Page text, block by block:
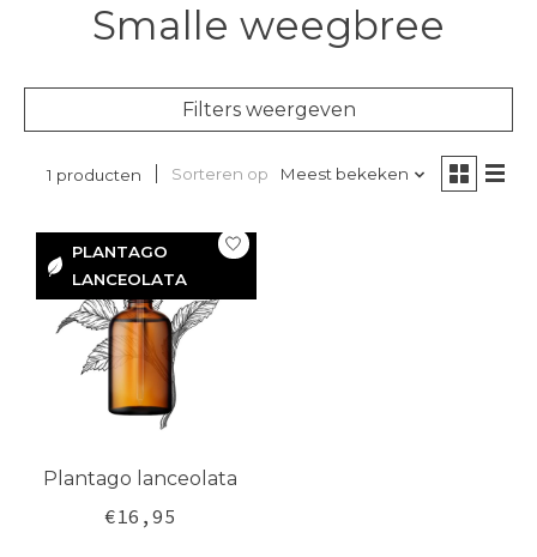
Smalle weegbree
Filters weergeven
1 producten Sorteren op Meest bekeken
PLANTAGO
LANCEOLATA
PLANTAGO
LANCEOLATA
Plantago lanceolata
€16,95